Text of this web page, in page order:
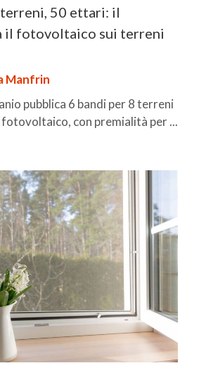
50 ettari: il
il fotovoltaico sui terreni
Manfrin
pubblica 6 bandi per 8 terreni
con premialità per ...